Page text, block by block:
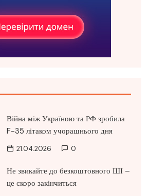
Війна між Україною та РФ зробила
F-35 літаком учорашнього дня
21.04.2026 0
Не звикайте до безкоштовного ШІ –
це скоро закінчиться